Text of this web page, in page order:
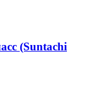
(Suntachi